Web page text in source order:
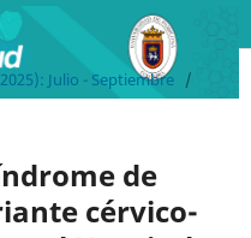
Julio - Septiembre /
de
cérvico-